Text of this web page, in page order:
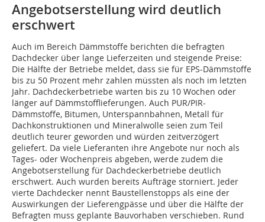
Angebotserstellung wird deutlich
erschwert
Auch im Bereich Dämmstoffe berichten die befragten
Dachdecker über lange Lieferzeiten und steigende Preise:
Die Hälfte der Betriebe meldet, dass sie für EPS-Dämmstoffe
bis zu 50 Prozent mehr zahlen müssten als noch im letzten
Jahr. Dachdeckerbetriebe warten bis zu 10 Wochen oder
länger auf Dämmstofflieferungen. Auch PUR/PIR-
Dämmstoffe, Bitumen, Unterspannbahnen, Metall für
Dachkonstruktionen und Mineralwolle seien zum Teil
deutlich teurer geworden und würden zeitverzögert
geliefert. Da viele Lieferanten ihre Angebote nur noch als
Tages- oder Wochenpreis abgeben, werde zudem die
Angebotserstellung für Dachdeckerbetriebe deutlich
erschwert. Auch wurden bereits Aufträge storniert. Jeder
vierte Dachdecker nennt Baustellenstopps als eine der
Auswirkungen der Lieferengpässe und über die Hälfte der
Befragten muss geplante Bauvorhaben verschieben. Rund